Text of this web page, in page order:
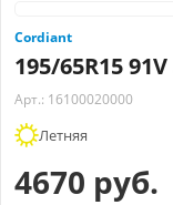
Cordiant
195/65R15
Арт.: 16100020000
Летняя
4670 руб.